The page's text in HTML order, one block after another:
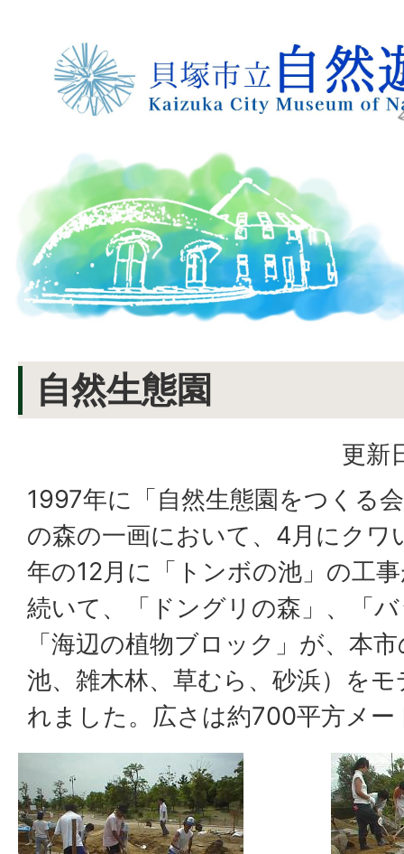
自然生態園
更新
1997年に「自然生態園をつくる
の森の一画において、4月にクワ
年の12月に「トンボの池」の工
続いて、「ドングリの森」、「
「海辺の植物ブロック」が、本
池、雑木林、草むら、砂浜）を
れました。広さは約700平方メ